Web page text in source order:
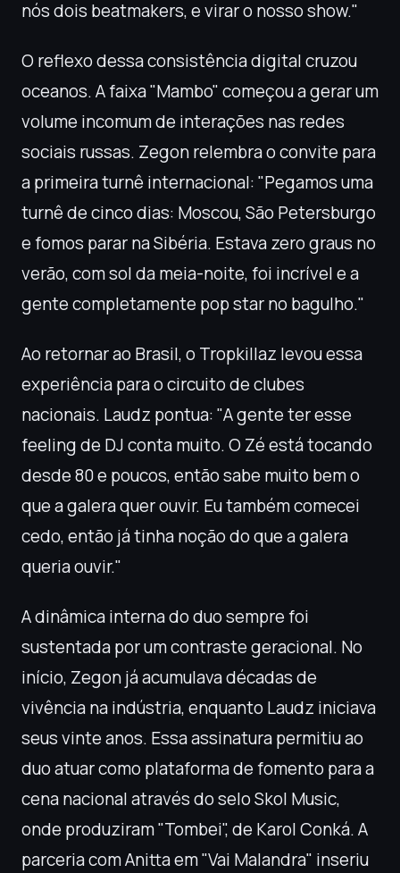
nós dois beatmakers, e virar o nosso show."
O reflexo dessa consistência digital cruzou
oceanos. A faixa "Mambo" começou a gerar um
volume incomum de interações nas redes
sociais russas. Zegon relembra o convite para
a primeira turnê internacional: "Pegamos uma
turnê de cinco dias: Moscou, São Petersburgo
e fomos parar na Sibéria. Estava zero graus no
verão, com sol da meia-noite, foi incrível e a
gente completamente pop star no bagulho."
Ao retornar ao Brasil, o Tropkillaz levou essa
experiência para o circuito de clubes
nacionais. Laudz pontua: "A gente ter esse
feeling de DJ conta muito. O Zé está tocando
desde 80 e poucos, então sabe muito bem o
que a galera quer ouvir. Eu também comecei
cedo, então já tinha noção do que a galera
queria ouvir."
A dinâmica interna do duo sempre foi
sustentada por um contraste geracional. No
início, Zegon já acumulava décadas de
vivência na indústria, enquanto Laudz iniciava
seus vinte anos. Essa assinatura permitiu ao
duo atuar como plataforma de fomento para a
cena nacional através do selo Skol Music,
onde produziram "Tombei", de Karol Conká. A
parceria com Anitta em "Vai Malandra" inseriu